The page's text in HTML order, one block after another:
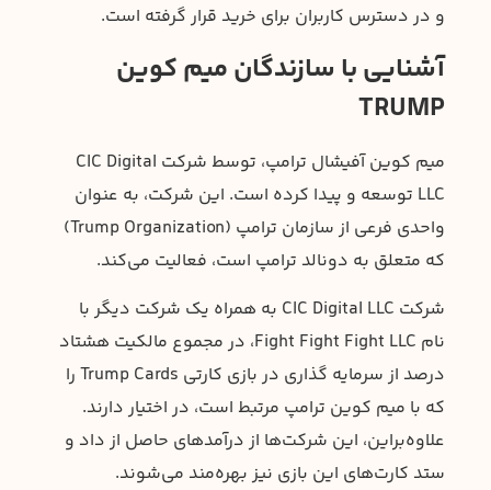
و در دسترس کاربران برای خرید قرار گرفته است.
آشنایی با سازندگان میم کوین
TRUMP
میم کوین آفیشال ترامپ، توسط شرکت CIC Digital
LLC توسعه و پیدا کرده است. این شرکت، به عنوان
واحدی فرعی از سازمان ترامپ (Trump Organization)
که متعلق به دونالد ترامپ است، فعالیت می‌کند.
شرکت CIC Digital LLC به همراه یک شرکت دیگر با
نام Fight Fight Fight LLC، در مجموع مالکیت هشتاد
درصد از سرمایه گذاری در بازی کارتی Trump Cards را
که با میم کوین ترامپ مرتبط است، در اختیار دارند.
علاوه‌براین، این شرکت‌ها از درآمدهای حاصل از داد و
ستد کارت‌های این بازی نیز بهره‌مند می‌شوند.